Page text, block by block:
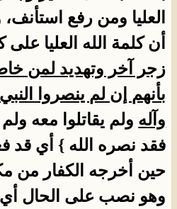
العليا ومن رفع استأنف،
أن كلمة الله العليا
زجر آخر وتهديد لمن
بأنهم إن لم ينصروا
وآله ولم يقاتلوا معه
فقد نصره الله } أي قد
حين أخرجه الكفار من
وهو نصب على الحال